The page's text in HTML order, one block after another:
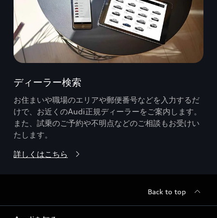
ディーラー検索
お住まいや職場のエリアや郵便番号などを入力するだ
けで、お近くのAudi正規ディーラーをご案内します。
また、試乗のご予約や不明点などのご相談もお受けい
たします。
詳しくはこちら
Back to top